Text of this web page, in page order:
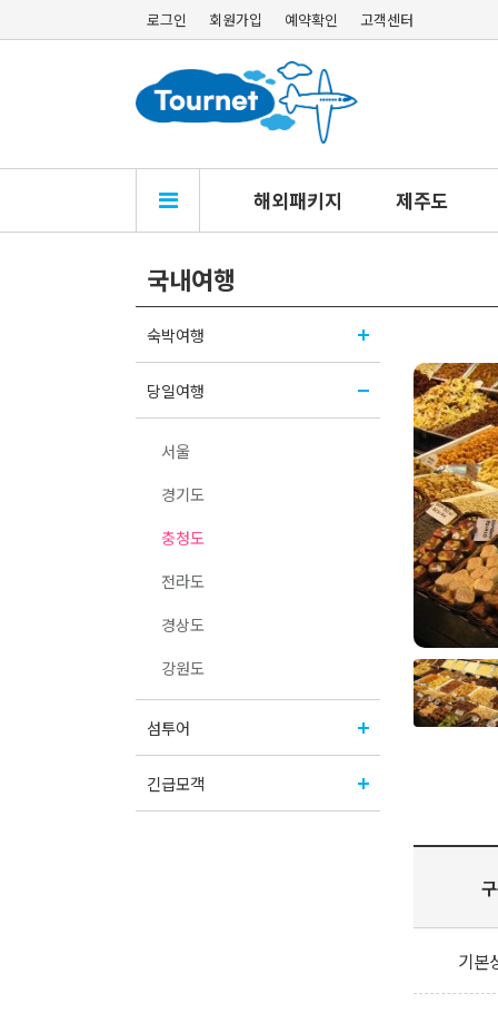
로그인 회원가입 예약확인 고객센터
해외패키지 제주도
국내여행
숙박여행
당일여행
서울
경기도
충청도
전라도
경상도
강원도
섬투어
긴급모객
기본